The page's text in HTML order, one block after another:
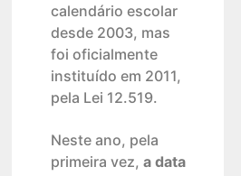
calendário escolar
desde 2003, mas
foi oficialmente
instituído em 2011,
pela Lei 12.519.
Neste ano, pela
primeira vez, a data